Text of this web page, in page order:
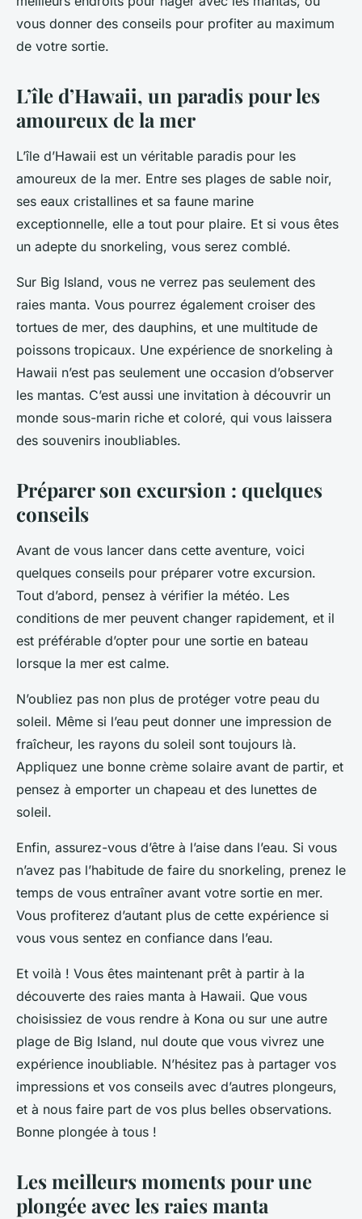
vous donner des conseils pour profiter au maximum
de votre sortie.
L’île d’Hawaii, un paradis pour les
amoureux de la mer
L’île d’Hawaii est un véritable paradis pour les
amoureux de la mer. Entre ses plages de sable noir,
ses eaux cristallines et sa faune marine
exceptionnelle, elle a tout pour plaire. Et si vous êtes
un adepte du snorkeling, vous serez comblé.
Sur Big Island, vous ne verrez pas seulement des
raies manta. Vous pourrez également croiser des
tortues de mer, des dauphins, et une multitude de
poissons tropicaux. Une expérience de snorkeling à
Hawaii n’est pas seulement une occasion d’observer
les mantas. C’est aussi une invitation à découvrir un
monde sous-marin riche et coloré, qui vous laissera
des souvenirs inoubliables.
Préparer son excursion : quelques
conseils
Avant de vous lancer dans cette aventure, voici
quelques conseils pour préparer votre excursion.
Tout d’abord, pensez à vérifier la météo. Les
conditions de mer peuvent changer rapidement, et il
est préférable d’opter pour une sortie en bateau
lorsque la mer est calme.
N’oubliez pas non plus de protéger votre peau du
soleil. Même si l’eau peut donner une impression de
fraîcheur, les rayons du soleil sont toujours là.
Appliquez une bonne crème solaire avant de partir, et
pensez à emporter un chapeau et des lunettes de
soleil.
Enfin, assurez-vous d’être à l’aise dans l’eau. Si vous
n’avez pas l’habitude de faire du snorkeling, prenez le
temps de vous entraîner avant votre sortie en mer.
Vous profiterez d’autant plus de cette expérience si
vous vous sentez en confiance dans l’eau.
Et voilà ! Vous êtes maintenant prêt à partir à la
découverte des raies manta à Hawaii. Que vous
choisissiez de vous rendre à Kona ou sur une autre
plage de Big Island, nul doute que vous vivrez une
expérience inoubliable. N’hésitez pas à partager vos
impressions et vos conseils avec d’autres plongeurs,
et à nous faire part de vos plus belles observations.
Bonne plongée à tous !
Les meilleurs moments pour une
plongée avec les raies manta